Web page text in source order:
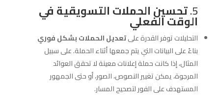
5. تحسين الحملات التسويقية في
الوقت الفعلي
التحليلات توفر القدرة علىتعديل الحملات بشكل فوري
بناءً على البيانات التي يتم جمعها أثناء الحملة. على سبيل
المثال، إذا كانت حملة إعلانات معينة لا تحقق العوائد
المرجوة، يمكن تغيير النصوص، الصور، أو حتى الجمهور
المستهدف على الفور لتصحيح المسار.